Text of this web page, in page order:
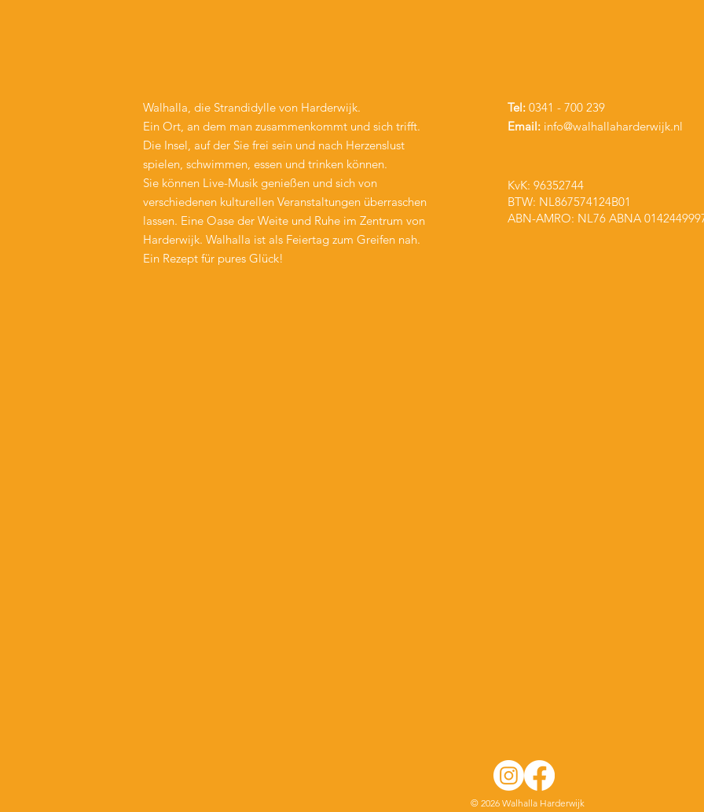
Walhalla, die Strandidylle von Harderwijk.
Ein Ort, an dem man zusammenkommt und sich trifft.
Die Insel, auf der Sie frei sein und nach Herzenslust
spielen, schwimmen, essen und trinken können.
Sie können Live-Musik genießen und sich von
verschiedenen kulturellen Veranstaltungen überraschen
lassen. Eine Oase der Weite und Ruhe im Zentrum von
Harderwijk. Walhalla ist als Feiertag zum Greifen nah.
Ein Rezept für pures Glück!
Tel: 0341 - 700 239
Email: info@walhallaharderwijk.nl
KvK: 96352744
BTW: NL867574124B01
ABN-AMRO: NL76 ABNA
© 2026 Walhalla Harderwijk